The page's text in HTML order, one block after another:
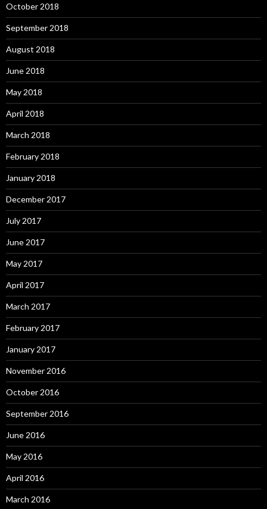
October 2018
September 2018
August 2018
June 2018
May 2018
April 2018
March 2018
February 2018
January 2018
December 2017
July 2017
June 2017
May 2017
April 2017
March 2017
February 2017
January 2017
November 2016
October 2016
September 2016
June 2016
May 2016
April 2016
March 2016